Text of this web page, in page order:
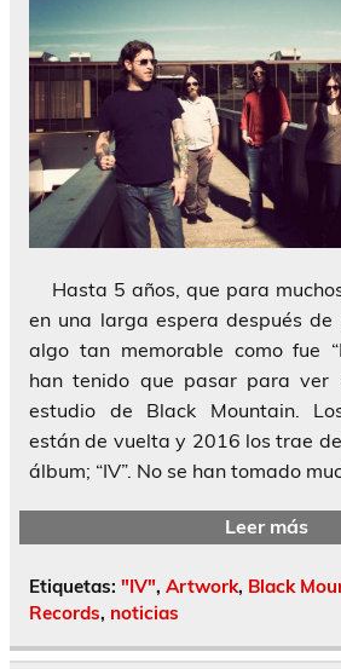
Hasta 5 años, que para
en una larga espera después de
algo tan memorable como fue
han tenido que pasar para ver
estudio de Black Mountain.
están de vuelta y 2016 los trae
álbum; “IV”. No se han tomado
Leer más
Etiquetas: "IV", Artwork, Black
Records, noticias